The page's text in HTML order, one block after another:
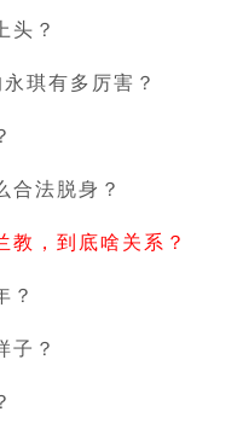
头？
琪有多厉害？
合法脱身？
教，到底啥关系？
？
子？